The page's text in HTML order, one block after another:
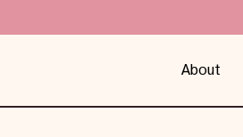
About